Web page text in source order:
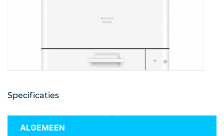
Specificaties
ALGEMEEN